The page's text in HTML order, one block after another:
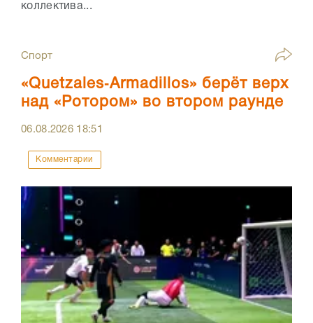
коллектива...
Спорт
«Quetzales‑Armadillos» берёт верх
над «Ротором» во втором раунде
06.08.2026 18:51
Комментарии